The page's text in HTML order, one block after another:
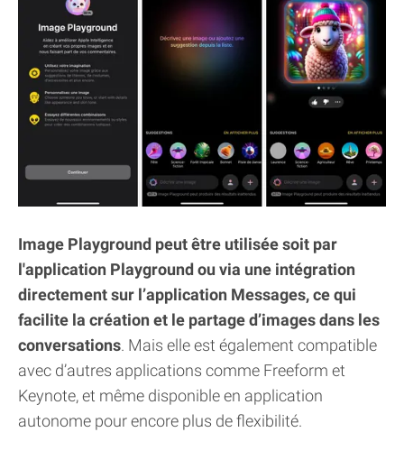
Image Playground peut être utilisée soit par
l'application Playground ou via une intégration
directement sur l’application Messages, ce qui
facilite la création et le partage d’images dans les
conversations. Mais elle est également compatible
avec d’autres applications comme Freeform et
Keynote, et même disponible en application
autonome pour encore plus de flexibilité.